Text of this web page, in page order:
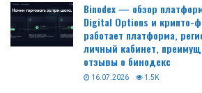
Binodex — обзор
Digital Options и крипто-
работает платформа,
личный кабинет,
отзывы о бинодекс
16.07.2026 1.5K